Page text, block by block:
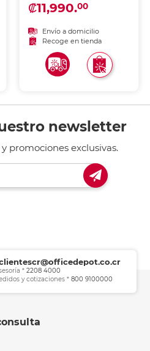
₡11,990.00
Envío a domicilio
Recoge en tienda
newsletter
promociones exclusivas.
*2208 4000
y cotizaciones *800 9100000